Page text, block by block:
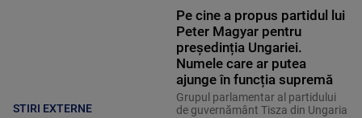
STIRI EXTERNE
Pe cine a propus partidul lui
Peter Magyar pentru
președinția Ungariei.
Numele care ar putea
ajunge în funcția supremă
Grupul parlamentar al partidului
de guvernământ Tisza din Ungaria